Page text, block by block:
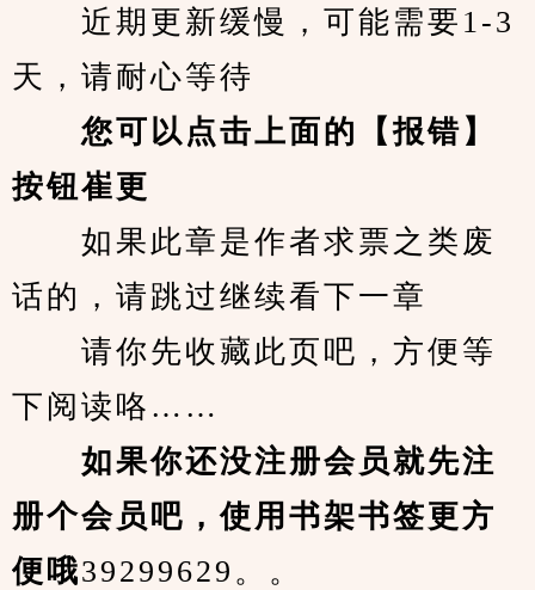
近期更新缓慢，可能需要1-3
天，请耐心等待
您可以点击上面的【报错】
按钮崔更
如果此章是作者求票之类废
话的，请跳过继续看下一章
请你先收藏此页吧，方便等
下阅读咯……
如果你还没注册会员就先注
册个会员吧，使用书架书签更方
便哦39299629。。